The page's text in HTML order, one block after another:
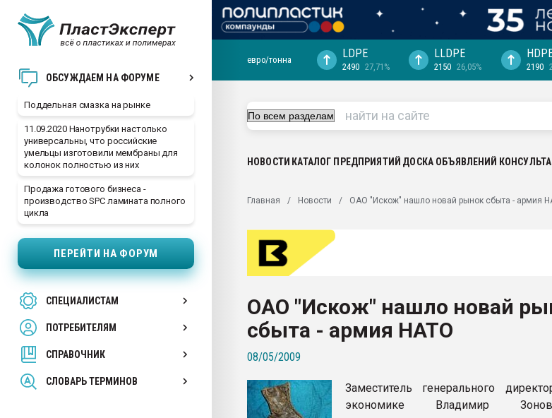
ОБСУЖДАЕМ НА ФОРУМЕ
Поддельная смазка на рынке
11.09.2020 Нанотрубки настолько
универсальны, что российские
умельцы изготовили мембраны для
колонок полностью из них
Продажа готового бизнеса -
производство SPC ламината полного
цикла
ПЕРЕЙТИ НА ФОРУМ
СПЕЦИАЛИСТАМ
ПОТРЕБИТЕЛЯМ
СПРАВОЧНИК
СЛОВАРЬ ТЕРМИНОВ
ближайшее подмосковье, с.-в.
Подмосковье, Москва
первый план в переработке
28.07.2026 "Технониколь" довольна
Всё, что касается выдува ПЭТ
Материал поверхности пуансона для
Продам отходы Композиция
поликарбоната и АБС-пластика
Armaloy PC/ABS-1IM черный цвет
евро/тонна LDPE
2490 27,71%
LLDPE
2150 26,05% 2190
НОВОСТИ КАТАЛОГ ПРЕДПРИЯТИЙ ДОСКА ОБЪЯВЛЕНИЙ
Главная Новости ОАО "Искож" нашло новай рынок сбыта - армия
ОАО "Искож" нашло новай
сбыта - армия НАТО
08/05/2009
Заместитель генерального
экономике Владимир